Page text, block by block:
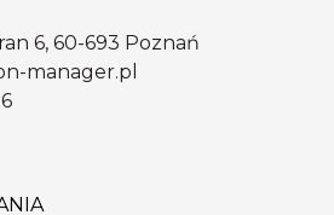
6, 60-693 Poznań
manager.pl